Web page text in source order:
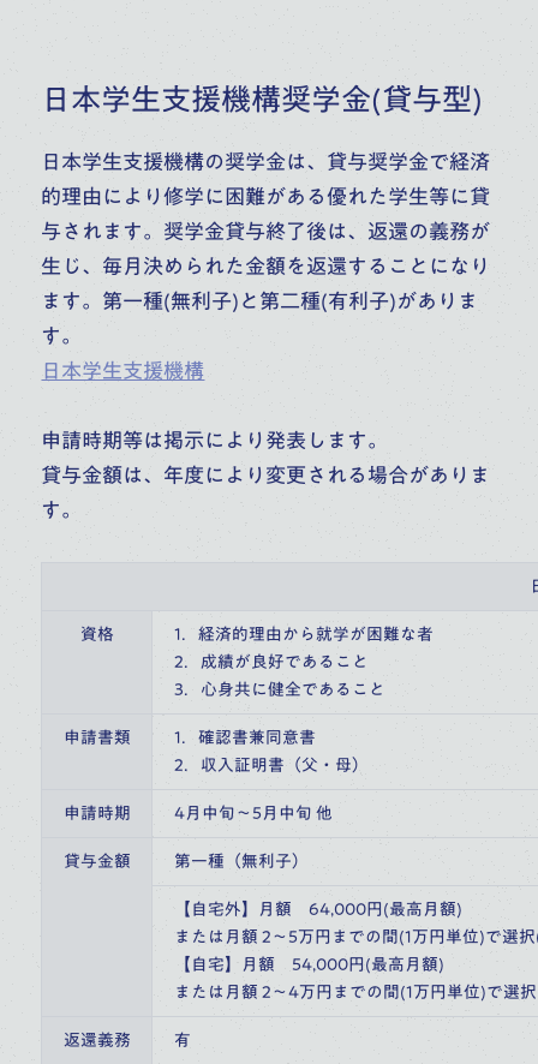
日本学生支援機構奨学金(貸与型)
日本学生支援機構の奨学金は、貸与奨学金で経済
的理由により修学に困難がある優れた学生等に貸
与されます。奨学金貸与終了後は、返還の義務が
生じ、毎月決められた金額を返還することになり
ます。第一種(無利子)と第二種(有利子)がありま
す。
日本学生支援機構
申請時期等は掲示により発表します。
貸与金額は、年度により変更される場合がありま
す。
資格
1．経済的理由から就学が困難な者
2．成績が良好であること
3．心身共に健全であること
申請書類
1．確認書兼同意書
2．収入証明書（父・母）
申請時期 4月中旬～5月中旬 他
貸与金額 第一種（無利子）
【自宅外】月額　64,000円(最高月額)
または月額 2～5万円までの間(1万円単位)で選
【自宅】月額　54,000円(最高月額)
または月額 2～4万円までの間(1万円単位)で選
返還義務 有